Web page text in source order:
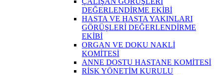
DEĞERLENDİRME EKİBİ
HASTA VE HASTA YAKINLARI
GÖRÜŞLERİ DEĞERLENDİRME
EKİBİ
ORGAN VE DOKU NAKLİ
KOMİTESİ
ANNE DOSTU HASTANE KOMİTESİ
RİSK YÖNETİM KURULU